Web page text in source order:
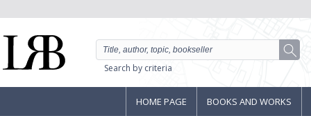
Search by criteria
HOME PAGE BOOKS AND WORKS